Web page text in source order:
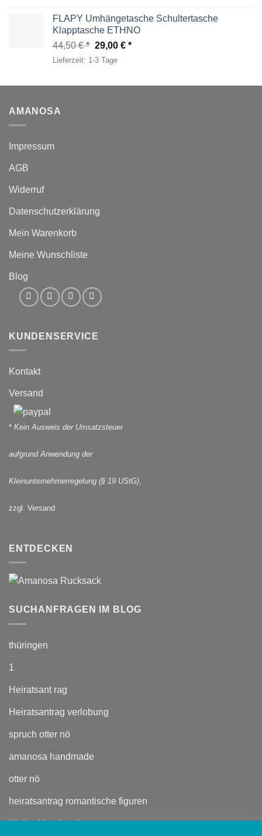
FLAPY Umhängetasche Schultertasche
Klapptasche ETHNO
44,50€
Ursprünglicher
Preis
29,00 € Aktueller
Lieferzeit: 1-3 Tage
AMANOSA
Impressum
AGB
Widerruf
Datenschutzerklärung
Mein Warenkorb
Meine Wunschliste
Blog
KUNDENSERVICE
Kontakt
Versand
* Kein Ausweis der Umsatzsteuer
aufgrund Anwendung der
Kleinunternehmerregelung (§ 19 UStG),
zzgl. Versand
ENTDECKEN
SUCHANFRAGEN IM BLOG
thüringen
1
Heiratsant rag
Heiratsantrag verlobung
spruch otter nö
amanosa handmade
otter nö
heiratsantrag romantische figuren
Kleine Handtasche